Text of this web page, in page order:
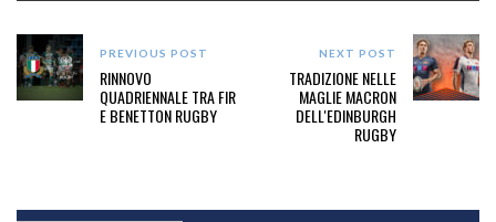
PREVIOUS POST
RINNOVO
QUADRIENNALE TRA FIR
E BENETTON RUGBY
NEXT POST
TRADIZIONE NELLE
MAGLIE MACRON
DELL'EDINBURGH
RUGBY